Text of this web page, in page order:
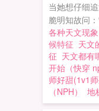
当她想仔细
脆明知故问
各种天文现象
候特征 天文
征 天文都有
开始（快穿
师好甜(1v1
（NPH）
地